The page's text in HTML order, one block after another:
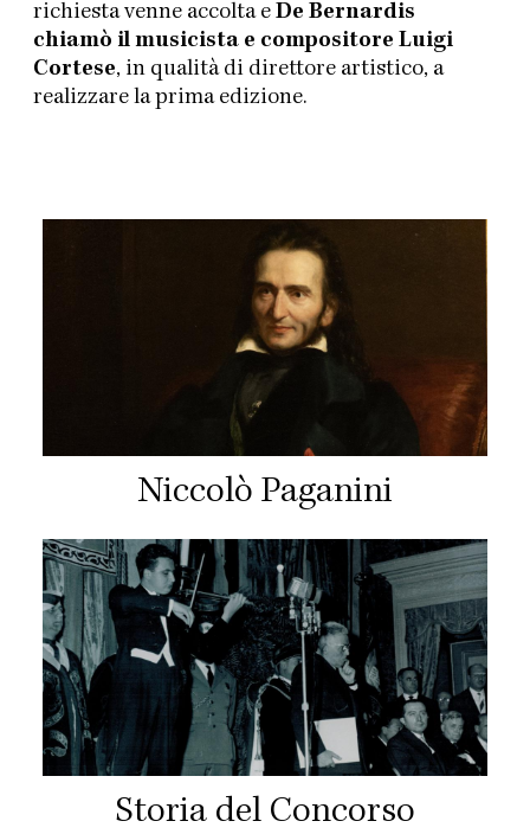
richiesta venne accolta e De Bernardis
chiamò il musicista e compositore Luigi
Cortese, in qualità di direttore artistico, a
realizzare la prima edizione.
Niccolò Paganini
Storia del Concorso